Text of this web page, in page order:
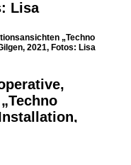
„Techno
2021, Fotos: Lisa